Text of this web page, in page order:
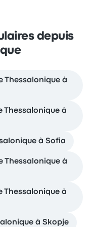
depuis
Thessalonique à
Thessalonique à
à Sofia
Thessalonique à
Thessalonique à
à Skopje